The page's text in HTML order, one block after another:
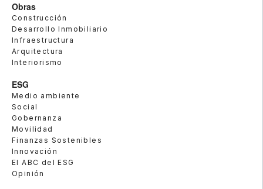
Obras
Construcción
Desarrollo Inmobiliario
Infraestructura
Arquitectura
Interiorismo
ESG
Medio ambiente
Social
Gobernanza
Movilidad
Finanzas Sostenibles
Innovación
El ABC del ESG
Opinión